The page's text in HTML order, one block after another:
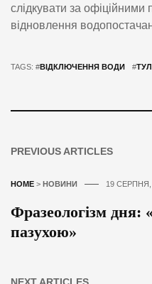
слідкувати за
відновлення
TAGS: #ВІДКЛЮЧЕННЯ ВОДИ #
PREVIOUS ARTICLES
HOME > НОВИНИ 19 СЕРПНЯ,
Фразеологізм дня:
пазухою»